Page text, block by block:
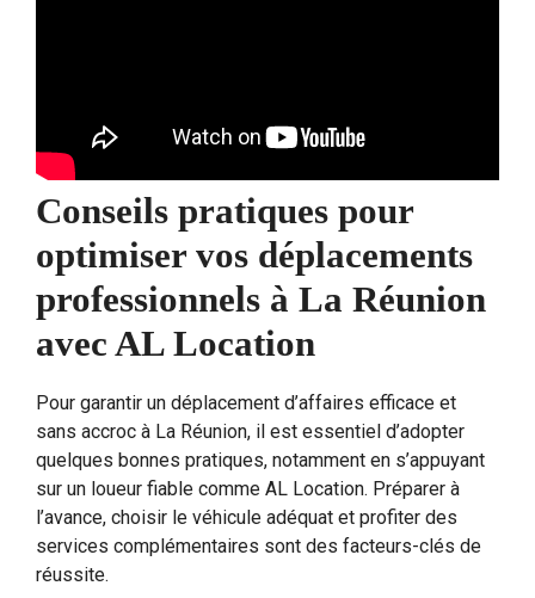
Conseils pratiques pour
optimiser vos déplacements
professionnels à La Réunion
avec AL Location
Pour garantir un déplacement d’affaires efficace et
sans accroc à La Réunion, il est essentiel d’adopter
quelques bonnes pratiques, notamment en s’appuyant
sur un loueur fiable comme AL Location. Préparer à
l’avance, choisir le véhicule adéquat et profiter des
services complémentaires sont des facteurs-clés de
réussite.